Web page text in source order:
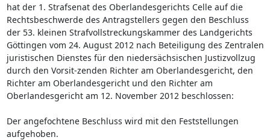
hat der 1. Strafsenat des Oberlandesgerichts Celle auf die
Rechtsbeschwerde des Antragstellers gegen den Beschluss
der 53. kleinen Strafvollstreckungskammer des Landgerichts
Göttingen vom 24. August 2012 nach Beteiligung des Zentralen
juristischen Dienstes für den niedersächsischen Justizvollzug
durch den Vorsit-zenden Richter am Oberlandesgericht, den
Richter am Oberlandesgericht und den Richter am
Oberlandesgericht am 12. November 2012 beschlossen:
Der angefochtene Beschluss wird mit den Feststellungen
aufgehoben.